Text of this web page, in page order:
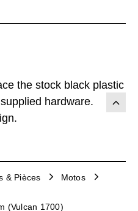
the stock black plastic
hardware.
& Pièces
Motos
(Vulcan 1700)